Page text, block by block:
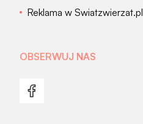
Reklama w Swiatzwierzat.pl
OBSERWUJ NAS